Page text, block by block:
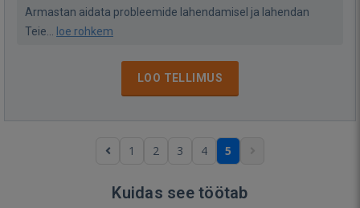
Armastan aidata probleemide lahendamisel ja lahendan
Teie...
loe rohkem
LOO TELLIMUS
1 2 3 4 5
Kuidas see töötab